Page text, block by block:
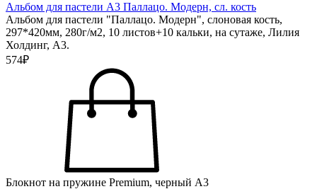
Альбом для пастели А3 Паллацо. Модерн, сл. кость
Альбом для пастели "Паллацо. Модерн", слоновая кость,
297*420мм, 280г/м2, 10 листов+10 кальки, на сутаже, Лилия
Холдинг, А3.
574₽
Блокнот на пружине Premium, черный А3